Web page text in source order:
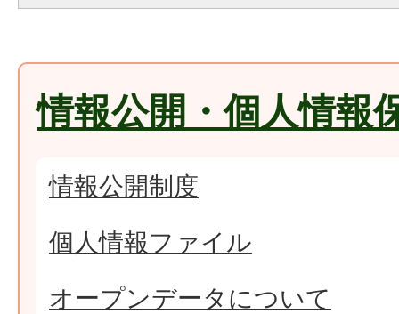
情報公開・個人情報
情報公開制度
個人情報ファイル
オープンデータについて